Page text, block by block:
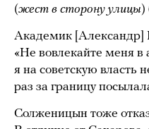
(жест в сторону улицы)
Академик
«Не вовлекайте меня в
я на советскую власть
раз за границу
Солженицын тоже